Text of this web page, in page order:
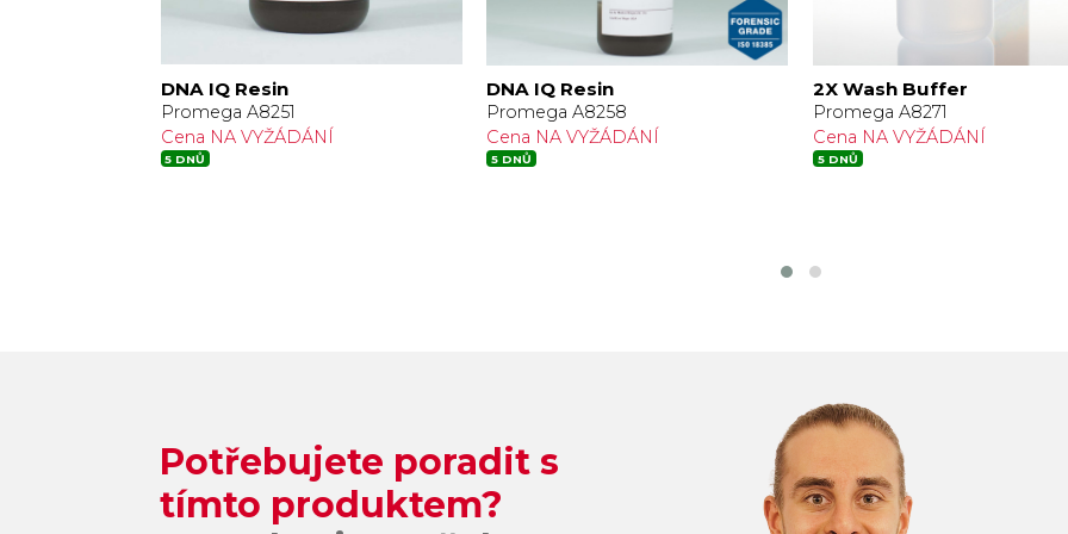
DNA IQ Resin
Promega A8251
Cena NA VYŽÁDÁNÍ
5 DNŮ
DNA IQ Resin
Promega A8258
Cena NA VYŽÁDÁNÍ
5 DNŮ
2X Wash Buffer
Promega A8271
Cena NA VYŽÁDÁNÍ
5 DNŮ
Potřebujete poradit s
tímto produktem?